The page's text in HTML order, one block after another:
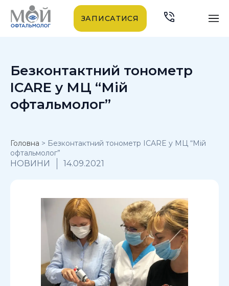
ЗАПИСАТИСЯ
Безконтактний тонометр
ICARE у МЦ “Мій
офтальмолог”
Головна > Безконтактний тонометр ICARE у МЦ “Мій
офтальмолог”
НОВИНИ 14.09.2021